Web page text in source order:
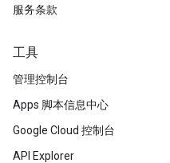
服务条款
工具
管理控制台
Apps 脚本信息中心
Google Cloud 控制台
API Explorer